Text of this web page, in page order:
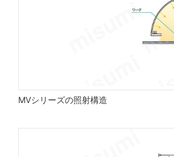
MVシリーズの照射構造